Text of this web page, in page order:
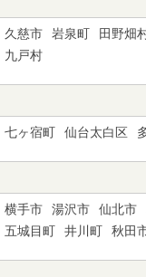
久慈市 岩泉町 田野畑
九戸村
七ヶ宿町 仙台太白区
横手市 湯沢市 仙北市
五城目町
井川町 秋田